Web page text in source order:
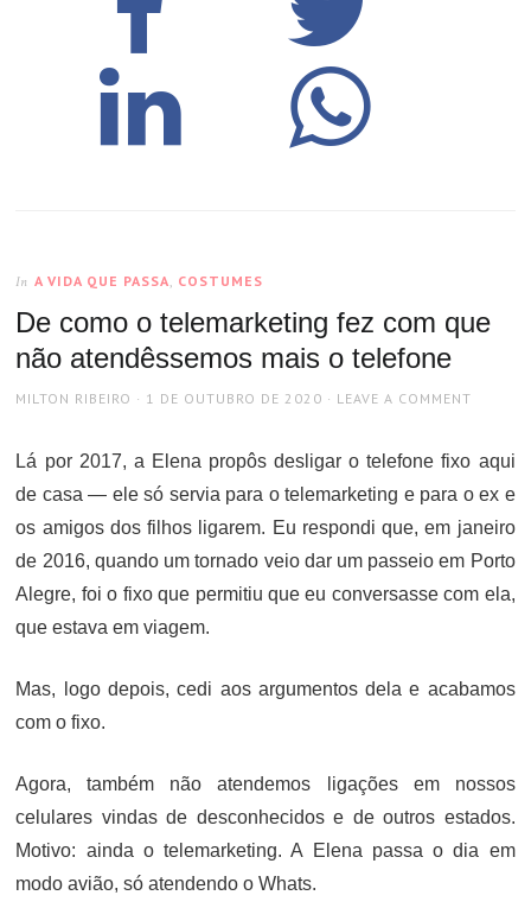
In A VIDA QUE PASSA COSTUMES
De como o telemarketing fez com que
não atendêssemos mais o telefone
AUTHOR
MILTON RIBEIRO
POSTED
1 DE OUTUBRO DE 2020 LEAVE A COMMENT
Lá por 2017, a Elena propôs desligar o telefone fixo aqui
de casa — ele só servia para o telemarketing e para o ex e
os amigos dos filhos ligarem. Eu respondi que, em janeiro
de 2016, quando um tornado veio dar um passeio em Porto
Alegre, foi o fixo que permitiu que eu conversasse com ela,
que estava em viagem.
Mas, logo depois, cedi aos argumentos dela e acabamos
com o fixo.
Agora, também não atendemos ligações em nossos
celulares vindas de desconhecidos e de outros estados.
Motivo: ainda o telemarketing. A Elena passa o dia em
modo avião, só atendendo o Whats.